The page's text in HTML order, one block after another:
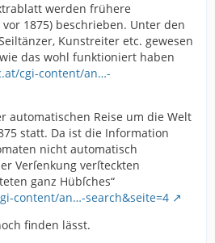
werden frühere
1875) beschrieben. Unter den
Kunstreiter etc. gewesen
das wohl funktioniert haben
cgi-content/an…-
automatischen Reise um die Welt
statt. Da ist die Information
nicht automatisch
Verſenkung verſteckten
ganz Hübſches“
content/an…-search&seite=4
finden lässt.